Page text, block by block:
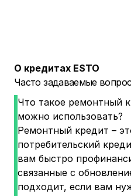
О кредитах ESTO
Часто задаваемые
Что такое ремонтный
можно использовать?
Ремонтный кредит –
потребительский
вам быстро
связанные с
подходит, если вам